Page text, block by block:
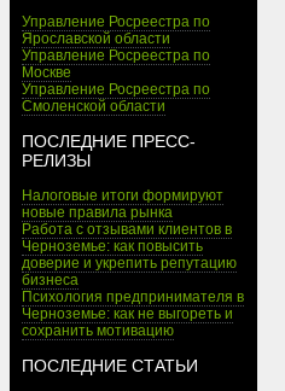
Управление Росреестра по
Ярославской области
Управление Росреестра по
Москве
Управление Росреестра по
Смоленской области
ПОСЛЕДНИЕ ПРЕСС-
РЕЛИЗЫ
Налоговые итоги формируют
новые правила рынка
Работа с отзывами клиентов в
Черноземье: как повысить
доверие и укрепить репутацию
бизнеса
Психология предпринимателя в
Черноземье: как не выгореть и
сохранить мотивацию
ПОСЛЕДНИЕ СТАТЬИ